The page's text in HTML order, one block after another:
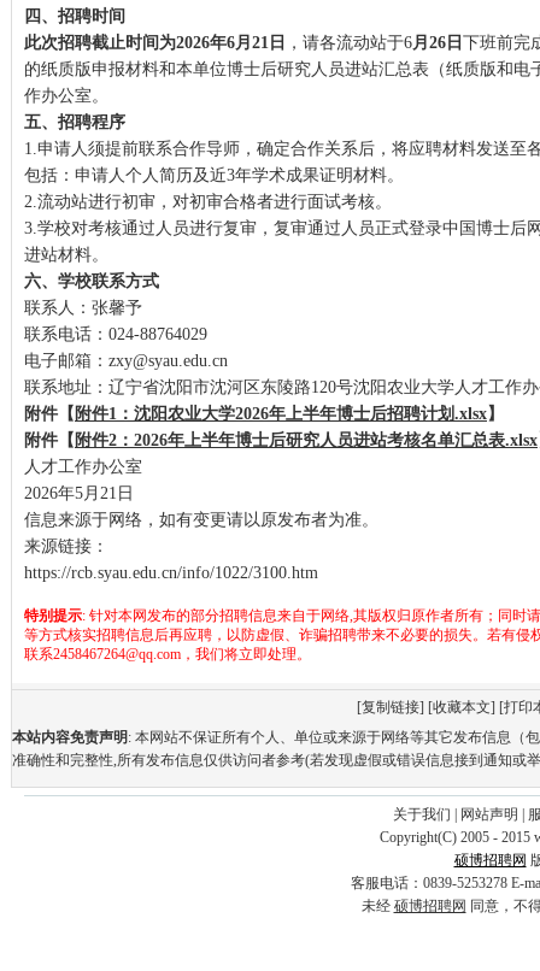
四、招聘时间
此次招聘截止时间为2026年6月21日 ，请各流动站于6月26日 下班前完
的纸质版申报材料和本单位博士后研究人员进站汇总表（纸质版和电
作办公室。
五、招聘程序
1.申请人须提前联系合作导师，确定合作关系后，将应聘材料发送至
包括：申请人个人简历及近3年学术成果证明材料。
2.流动站进行初审，对初审合格者进行面试考核。
3.学校对考核通过人员进行复审，复审通过人员正式登录中国博士后
进站材料。
六、学校联系方式
联系人：张馨予
联系电话：024-88764029
电子邮箱：zxy@syau.edu.cn
联系地址：辽宁省沈阳市沈河区东陵路120号沈阳农业大学人才工作
附件【 附件1：沈阳农业大学2026年上半年博士后招聘计划.xlsx】
附件【 附件2：2026年上半年博士后研究人员进站考核名单汇总表.xlsx
人才工作办公室
2026年5月21日
信息来源于网络，如有变更请以原发布者为准。
来源链接：
https://rcb.syau.edu.cn/info/1022/3100.htm
特别提示: 针对本网发布的部分招聘信息来自于网络,其版权归原作者所有；同时
等方式核实招聘信息后再应聘，以防虚假、诈骗招聘带来不必要的损失。若有侵
联系2458467264@qq.com，我们将立即处理。
[复制链接] [收藏本文] [打印
本站内容免责声明 : 本网站不保证所有个人、单位或来源于网络等其它发布信息（
准确性和完整性,所有发布信息仅供访问者参考(若发现虚假或错误信息接到通知或
关于我们 网站声明
Copyright(C) 2005 - 2015
硕博招聘网
客服电话：0839-5253278 E-
未经 硕博招聘网 同意，不